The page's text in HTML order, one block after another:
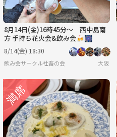
8月14日(金)16時45分〜 西中島南
方 手持ち花火会&飲み会🍻🎆
8/14(金) 18:30
飲み会サークル社畜の会 大阪